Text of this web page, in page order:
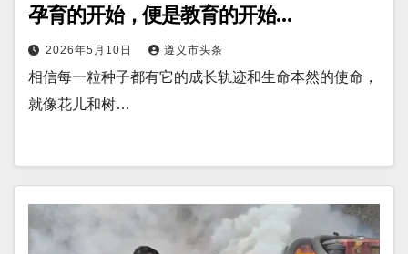
孕育的开始，便是教育的开始…
2026年5月10日 遵义市头条
相信每一粒种子都有它的成长轨迹和生命本然的使命，
就像花儿和树…